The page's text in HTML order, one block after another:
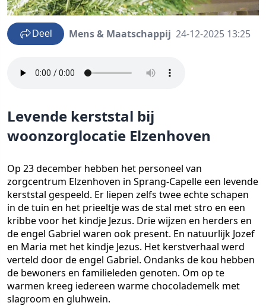
Deel Mens & Maatschappij 24-12-2025 13:25
Levende kerststal bij
woonzorglocatie Elzenhoven
Op 23 december hebben het personeel van
zorgcentrum Elzenhoven in Sprang-Capelle een levende
kerststal gespeeld. Er liepen zelfs twee echte schapen
in de tuin en het prieeltje was de stal met stro en een
kribbe voor het kindje Jezus. Drie wijzen en herders en
de engel Gabriel waren ook present. En natuurlijk Jozef
en Maria met het kindje Jezus. Het kerstverhaal werd
verteld door de engel Gabriel. Ondanks de kou hebben
de bewoners en familieleden genoten. Om op te
warmen kreeg iedereen warme chocolademelk met
slagroom en gluhwein.